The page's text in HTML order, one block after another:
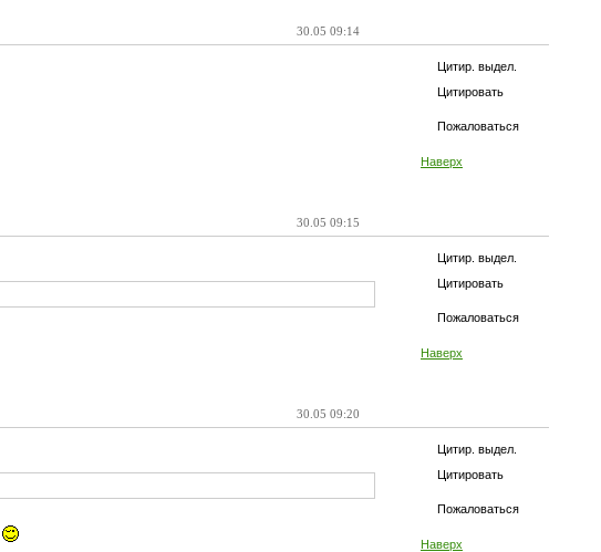
30.05 09:14
Цитир. выдел.
Цитировать
Пожаловаться
Наверх
30.05 09:15
Цитир. выдел.
Цитировать
Пожаловаться
Наверх
30.05 09:20
Цитир. выдел.
Цитировать
Пожаловаться
Наверх